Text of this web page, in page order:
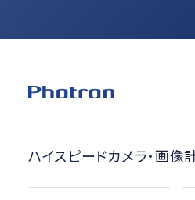
ハイスピードカメラ・画像